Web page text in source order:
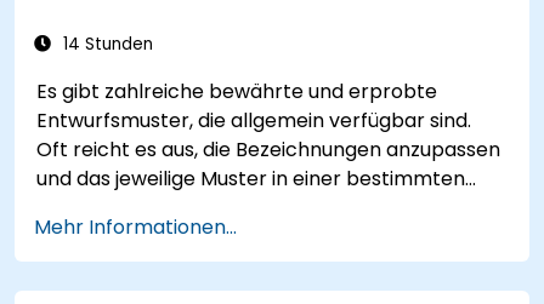
Formulieren präziser, evidenzbasierter
Effektive Vermittlung komplexer
analytischer Ergebnisse an
Entscheidungsträger.
14 Stunden
Es gibt zahlreiche bewährte und erprobte
Entwurfsmuster, die allgemein verfügbar sind.
Oft reicht es aus, die Bezeichnungen anzupassen
und das jeweilige Muster in einer bestimmten
hunderte Arbeitsstunden einsparen, die sonst für
Entwurf und Testarbeit aufgewendet werden
müssten. Lernziele Dieser Kurs verfolgt zwei Ziele:
Mehr Informationen...